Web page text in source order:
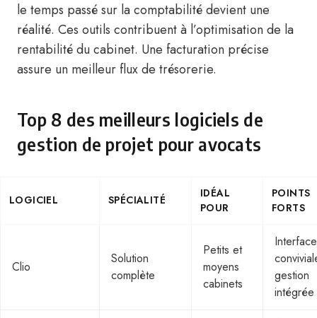
le temps passé sur la comptabilité devient une
réalité. Ces outils contribuent à l’optimisation de la
rentabilité du cabinet. Une facturation précise
assure un meilleur flux de trésorerie.
Top 8 des meilleurs logiciels de
gestion de projet pour avocats
LOGICIEL SPÉCIALITÉ
IDÉAL
POUR
POINTS
FORTS
Clio
Solution
complète
Petits et
moyens
cabinets
Interface
gestion
intégrée